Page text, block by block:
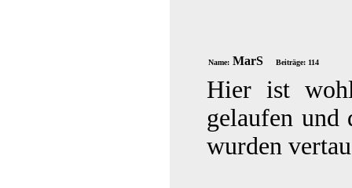
Name: MarS Beiträge: 114
Hier ist
gelaufen und
wurden